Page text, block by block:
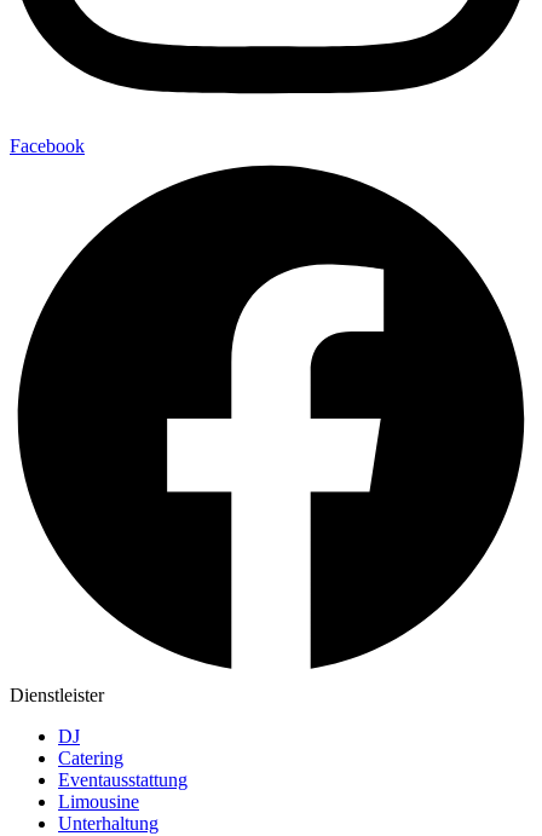
Facebook
Dienstleister
DJ
Catering
Eventausstattung
Limousine
Unterhaltung